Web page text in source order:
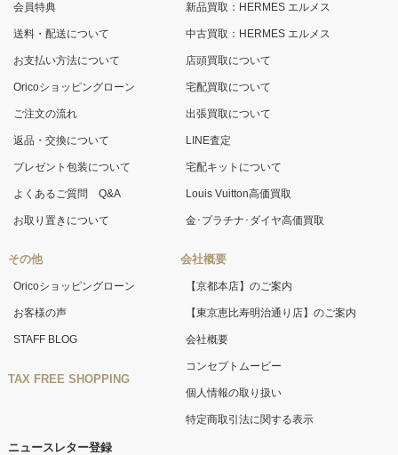
会員特典
送料・配送について
お支払い方法について
Oricoショッピングローン
ご注文の流れ
返品・交換について
プレゼント包装について
よくあるご質問 Q&A
お取り置きについて
その他
Oricoショッピングローン
お客様の声
STAFF BLOG
TAX FREE SHOPPING
新品買取：HERMES エルメス
中古買取：HERMES エルメス
店頭買取について
宅配買取について
出張買取について
LINE査定
宅配キットについて
Louis Vuitton高価買取
金･プラチナ･ダイヤ高価買取
会社概要
【京都本店】のご案内
【東京恵比寿明治通り店】のご案内
会社概要
コンセプトムービー
個人情報の取り扱い
特定商取引法に関する表示
ニュースレター登録